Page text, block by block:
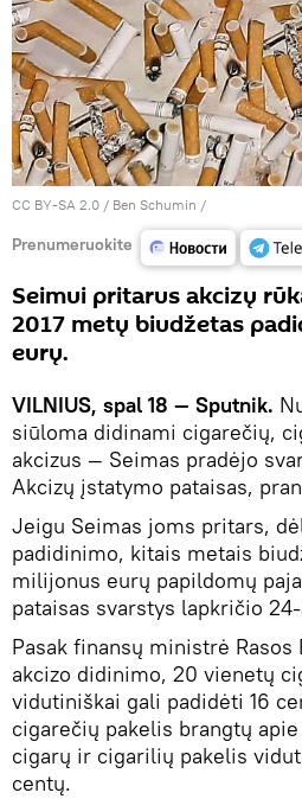
CC BY-SA 2.0 / Ben Schumin /
Prenumeruokite
Seimui pritarus akcizų
2017 metų biudžetas
eurų.
VILNIUS, spal 18 — Sputnik.
siūloma didinami cigarečių,
akcizus — Seimas pradėjo
Akcizų įstatymo pataisas,
Jeigu Seimas joms pritars,
padidinimo, kitais metais
milijonus eurų papildomų
pataisas svarstys lapkričio
Pasak finansų ministrė
akcizo didinimo, 20 vienetų
vidutiniškai gali padidėti 16
cigarečių pakelis brangtų
cigarų ir cigarilių pakelis
centų.